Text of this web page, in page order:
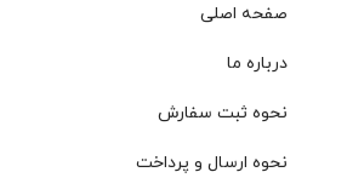
صفحه اصلی
درباره ما
نحوه ثبت سفارش
نحوه ارسال و پرداخت